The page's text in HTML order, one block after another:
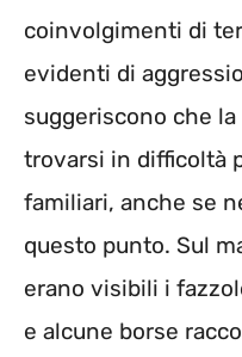
coinvolgimenti di
evidenti di
suggeriscono che
trovarsi in difficoltà
familiari, anche se
questo punto. Sul
erano visibili i
e alcune borse